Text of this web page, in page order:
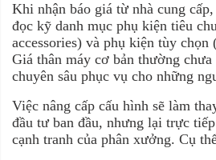
Khi nhận báo giá từ nhà cung
đọc kỹ danh mục phụ kiện tiêu
accessories) và phụ kiện tùy chọn
Giá thân máy cơ bản thường
chuyên sâu phục vụ cho những
Việc nâng cấp cấu hình sẽ làm
đầu tư ban đầu, nhưng lại trực
cạnh tranh của phân xưởng. Cụ